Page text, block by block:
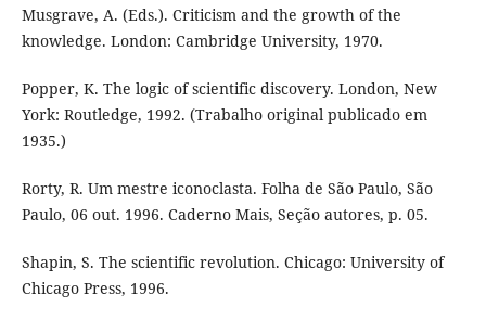
Musgrave, A. (Eds.). Criticism and the growth of the
knowledge. London: Cambridge University, 1970.
Popper, K. The logic of scientific discovery. London, New
York: Routledge, 1992. (Trabalho original publicado em
1935.)
Rorty, R. Um mestre iconoclasta. Folha de São Paulo, São
Paulo, 06 out. 1996. Caderno Mais, Seção autores, p. 05.
Shapin, S. The scientific revolution. Chicago: University of
Chicago Press, 1996.